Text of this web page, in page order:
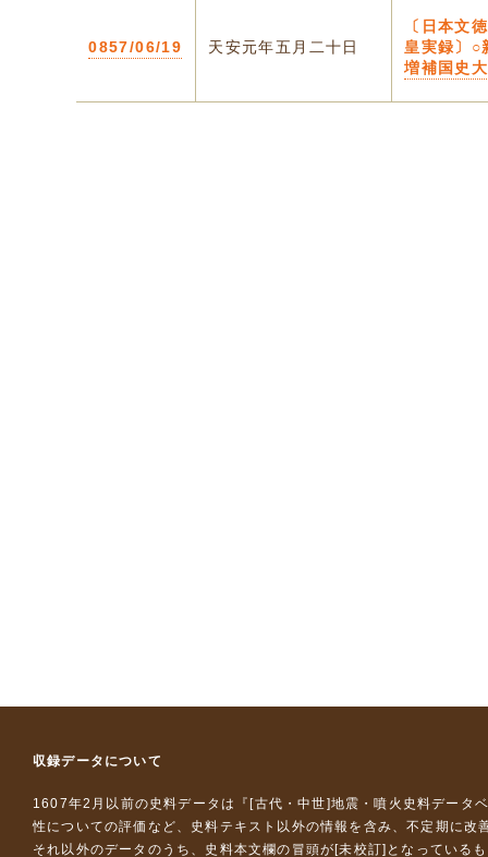
0857/06/19 天安元年五月二十日
〔日本文
皇実録〕○
増補国史
収録データについて
1607年2月以前の史料データは『 [古代・中世]地震・噴火史料データ
性についての評価など、史料テキスト以外の情報を含み、不定期に改
それ以外のデータのうち、史料本文欄の冒頭が[未校訂]となっている